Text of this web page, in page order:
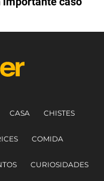
CASA CHISTES
COMIDA
CURIOSIDADES